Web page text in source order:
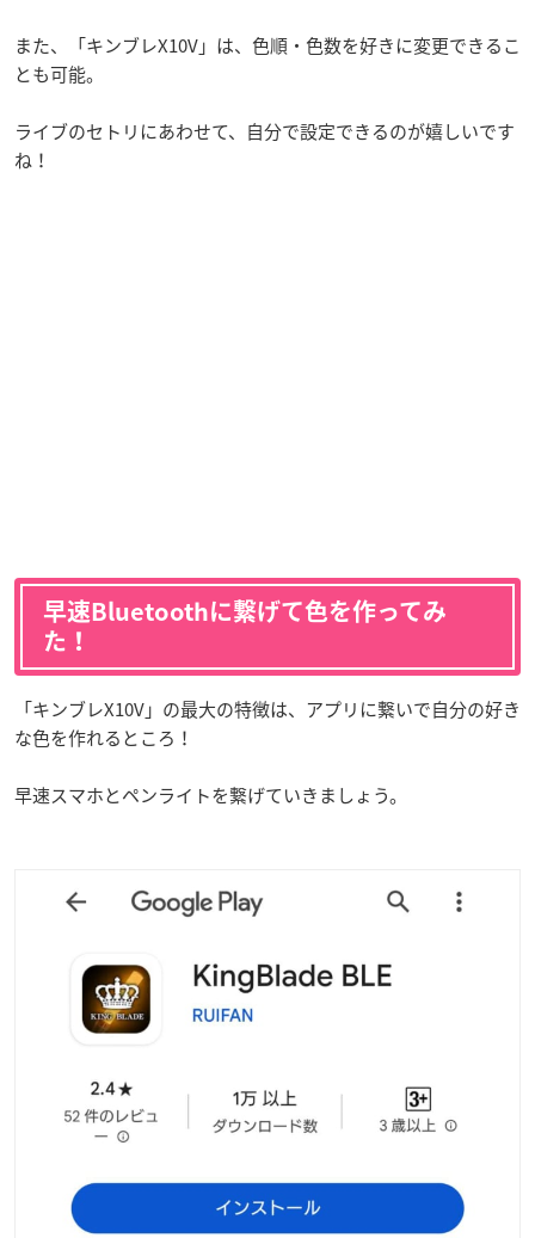
また、「キンブレX10V」は、色順・色数を好きに変更できるこ
とも可能。
ライブのセトリにあわせて、自分で設定できるのが嬉しいです
ね！
早速Bluetoothに繋げて色を作ってみ
た！
「キンブレX10V」の最大の特徴は、アプリに繋いで自分の好き
な色を作れるところ！
早速スマホとペンライトを繋げていきましょう。